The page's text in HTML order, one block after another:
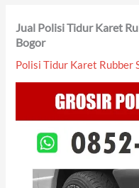
Jual Polisi Tidur Karet
Bogor
Polisi Tidur Karet Rubber